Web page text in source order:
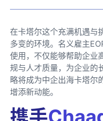
在卡塔尔这个充满机遇与
多变的环境。名义雇主
使用，不仅能够帮助企业
规与人才质量，为企业的
略将成为中企出海卡塔尔
增添新动能。